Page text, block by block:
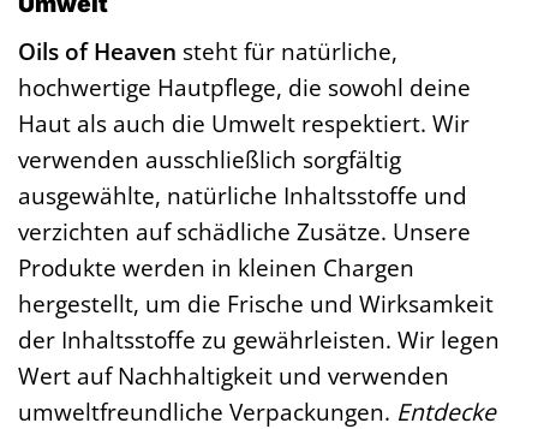
Oils of Heaven steht für natürliche,
hochwertige Hautpflege, die sowohl deine
Haut als auch die Umwelt respektiert. Wir
verwenden ausschließlich sorgfältig
ausgewählte, natürliche Inhaltsstoffe und
verzichten auf schädliche Zusätze. Unsere
Produkte werden in kleinen Chargen
hergestellt, um die Frische und Wirksamkeit
der Inhaltsstoffe zu gewährleisten. Wir legen
Wert auf Nachhaltigkeit und verwenden
umweltfreundliche Verpackungen. Entdecke